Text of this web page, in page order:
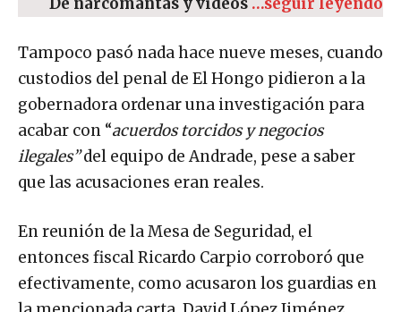
Tampoco pasó nada hace nueve meses, cuando
custodios del penal de El Hongo pidieron a la
gobernadora ordenar una investigación para
acabar con “acuerdos torcidos y negocios
ilegales”del equipo de Andrade, pese a saber
que las acusaciones eran reales.
En reunión de la Mesa de Seguridad, el
entonces fiscal Ricardo Carpio corroboró que
efectivamente, como acusaron los guardias en